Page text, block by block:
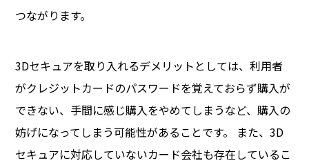
つながります。
3Dセキュアを取り入れるデメリットとしては、利用者
がクレジットカードのパスワードを覚えておらず購入が
できない、手間に感じ購入をやめてしまうなど、購入の
妨げになってしまう可能性があることです。 また、3D
セキュアに対応していないカード会社も存在しているこ